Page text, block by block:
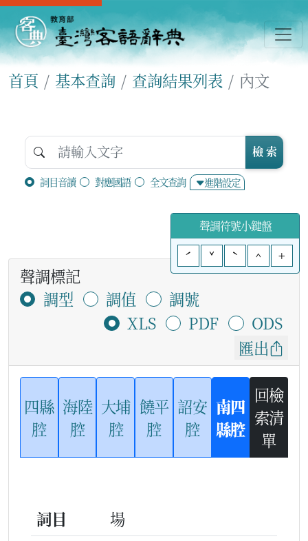
首頁 基本查詢 查詢結果列表 內文
詞目音讀 對應國語 全文查詢 進階設定
檢 索
聲調符號小鍵盤
ˊ
ˇ ˋ ^ +
聲調標記
調型
調值
調號
XLS
PDF
ODS
匯出
四縣
腔
海陸
腔
大埔
腔
饒平
腔
詔安
腔
南四
縣腔
回檢
索清
單
詞目
場